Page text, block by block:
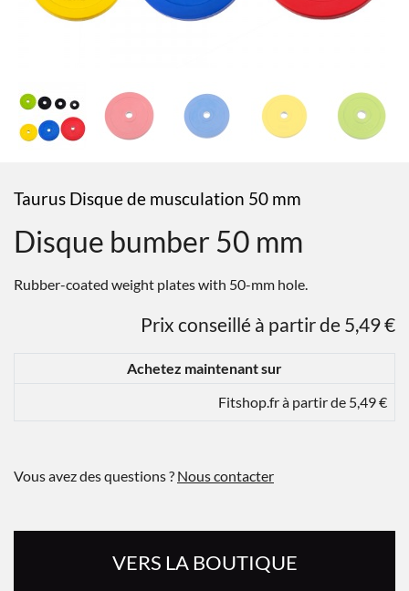
Taurus Disque de musculation 50 mm
Disque bumber 50 mm
Rubber-coated weight plates with 50-mm hole.
Prix conseillé à partir de 5,49 €
Achetez maintenant sur
Fitshop.fr à partir de 5,49 €
Vous avez des questions ? Nous contacter
VERS LA BOUTIQUE